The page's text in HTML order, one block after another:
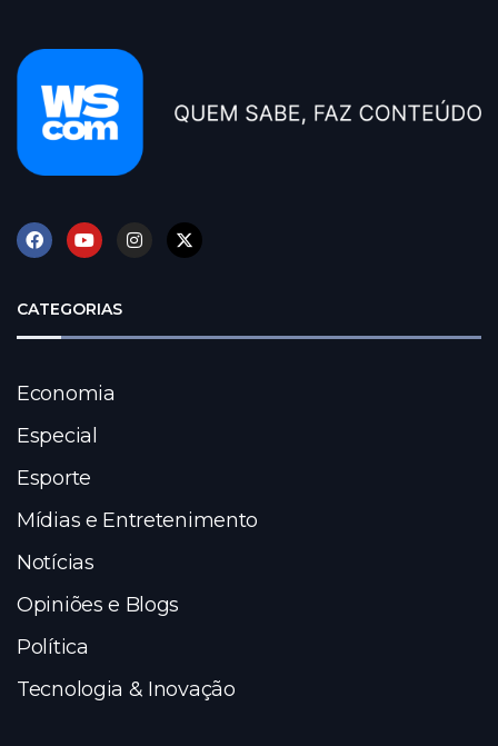
CATEGORIAS
Economia
Especial
Esporte
Mídias e Entretenimento
Notícias
Opiniões e Blogs
Política
Tecnologia & Inovação